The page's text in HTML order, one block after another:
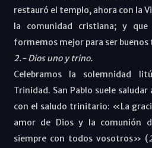
restauró el templo, ahora con la
la comunidad cristiana; y
formemos mejor para ser
2.- Dios uno y trino.
Celebramos la solemnidad
Trinidad. San Pablo suele
con el saludo trinitario: «La
amor de Dios y la comunión
siempre con todos vosotros» (